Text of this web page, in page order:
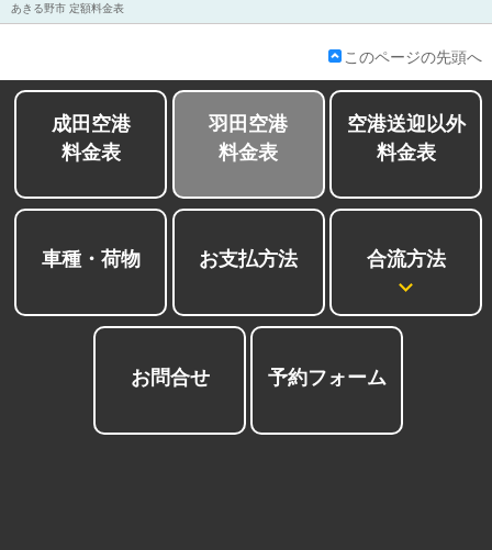
あきる野市 定額料金表
このページの先頭へ
成田空港
料金表
羽田空港
料金表
空港送迎以外
料金表
車種・荷物 お支払方法 合流方法
お問合せ 予約フォーム